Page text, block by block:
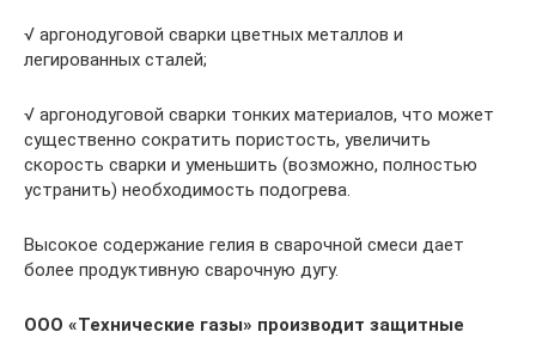
√ аргонодуговой сварки цветных металлов и
легированных сталей;
√ аргонодуговой сварки тонких материалов, что может
существенно сократить пористость, увеличить
скорость сварки и уменьшить (возможно, полностью
устранить) необходимость подогрева.
Высокое содержание гелия в сварочной смеси дает
более продуктивную сварочную дугу.
ООО «Технические газы» производит защитные